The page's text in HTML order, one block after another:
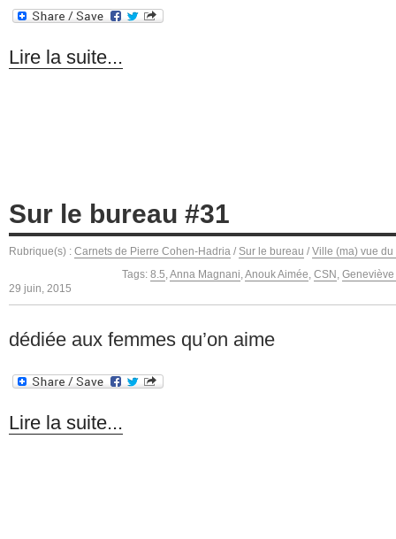
Lire la suite...
Sur le bureau #31
Rubrique(s) : Carnets de Pierre Cohen-Hadria / Sur le bureau / Ville (ma) vue du
Tags: 8.5 Anna Magnani Anouk Aimée CSN
29 juin, 2015
dédiée aux femmes qu’on aime
Lire la suite...